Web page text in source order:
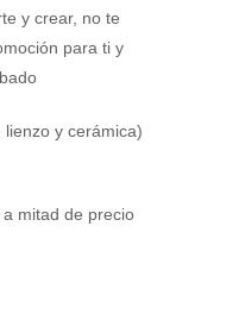
y crear, no te
para ti y
y cerámica)
mitad de precio